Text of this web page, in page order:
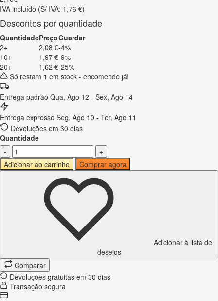
IVA incluído (S/ IVA: 1,76 €)
Descontos por quantidade
QuantidadePreçoGuardar
2+
2,08 €-4%
10+
1,97 €-9%
20+
1,62 €-25%
Só restam 1 em stock - encomende já!
Entrega padrão Qua, Ago 12 - Sex, Ago 14
Entrega expresso Seg, Ago 10 - Ter, Ago 11
Devoluções em 30 dias
Quantidade
-
+
Adicionar ao carrinho
Comprar agora
Adicionar à lista de
desejos
Comparar
Devoluções gratuitas em 30 dias
Transação segura